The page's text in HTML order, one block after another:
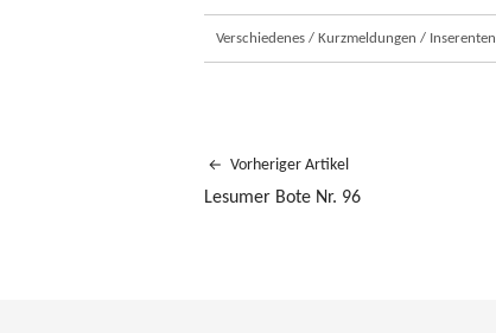
Verschiedenes / Kurzmeldungen / Inserenten
Vorheriger Artikel
Lesumer Bote Nr. 96